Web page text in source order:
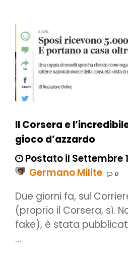
Il Corsera e
gioco d’azzardo
Postato il Settembre
Germano Milite
0
Due giorni fa, sul
(proprio il Corsera, sì.
fake), è stata
…